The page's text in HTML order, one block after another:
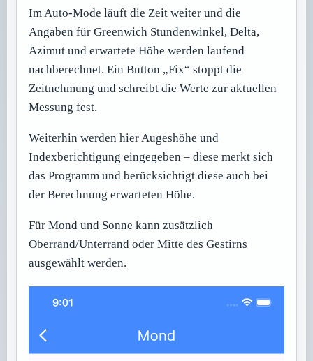
Im Auto-Mode läuft die Zeit weiter und die
Angaben für Greenwich Stundenwinkel, Delta,
Azimut und erwartete Höhe werden laufend
nachberechnet. Ein Button „Fix“ stoppt die
Zeitnehmung und schreibt die Werte zur aktuellen
Messung fest.
Weiterhin werden hier Augeshöhe und
Indexberichtigung eingegeben – diese merkt sich
das Programm und berücksichtigt diese auch bei
der Berechnung erwarteten Höhe.
Für Mond und Sonne kann zusätzlich
Oberrand/Unterrand oder Mitte des Gestirns
ausgewählt werden.